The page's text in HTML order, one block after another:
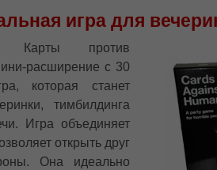
игра для
Карты против
расширение с 30
которая станет
тимбилдинга
Игра объединяет
открыть друг
Она идеально